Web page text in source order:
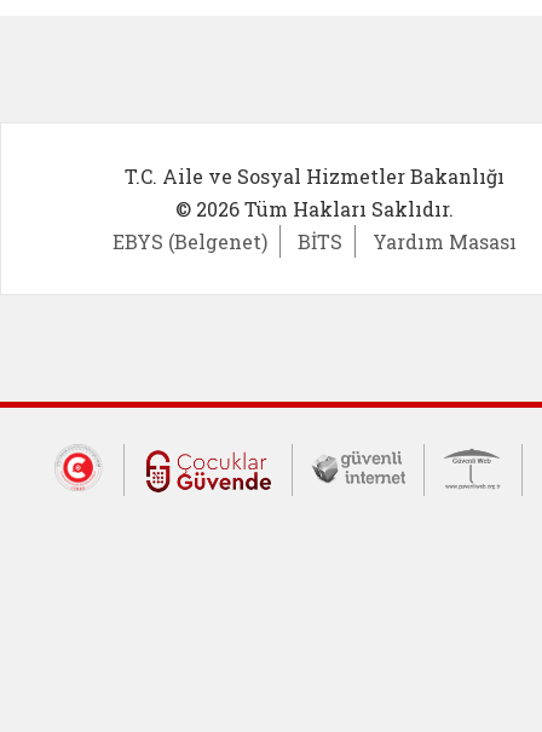
T.C. Aile ve Sosyal Hizmetler Bakanlığı
© 2026 Tüm Hakları Saklıdır.
EBYS (Belgenet)
BİTS Yardım Masası
Dış Bağlantılar
Cumhurbaşkanlığı İletişim Merkezi
Çocuklar Güvende (yeni
Güvenli